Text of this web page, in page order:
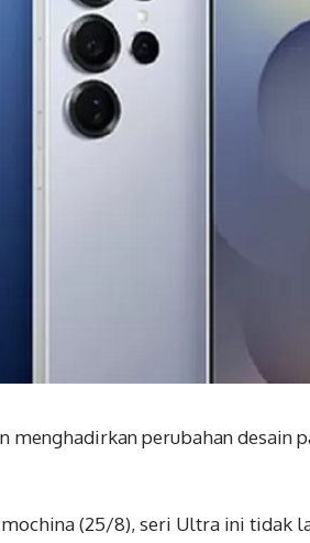
menghadirkan perubahan desain
(25/8), seri Ultra ini tidak